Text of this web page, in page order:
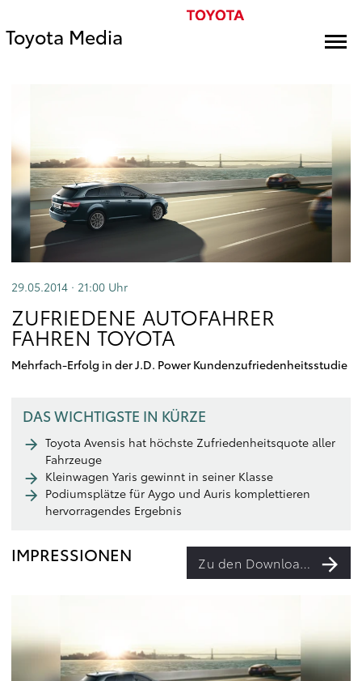
Toyota Media
29.05.2014 · 21:00 Uhr
ZUFRIEDENE AUTOFAHRER
FAHREN TOYOTA
Mehrfach-Erfolg in der J.D. Power Kundenzufriedenheitsstudie
DAS WICHTIGSTE IN KÜRZE
Toyota Avensis hat höchste Zufriedenheitsquote aller
Fahrzeuge
Kleinwagen Yaris gewinnt in seiner Klasse
Podiumsplätze für Aygo und Auris komplettieren
hervorragendes Ergebnis
IMPRESSIONEN Zu den Downloads